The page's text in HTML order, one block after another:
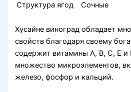
Структура ягод
Сочные
Хусайне виноград обладает
свойств благодаря своему
содержит витамины А, В, С, Е и
множество микроэлементов,
железо, фосфор и кальций.